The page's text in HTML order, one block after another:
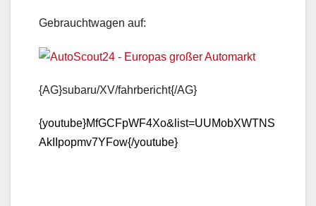
Gebrauchtwagen auf:
{AG}subaru/XV/fahrbericht{/AG}
{youtube}MfGCFpWF4Xo&list=UUMobXWTNS
AkIIpopmv7YFow{/youtube}